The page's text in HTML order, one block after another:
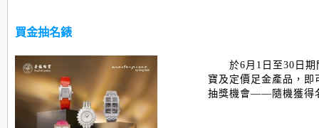
買金抽名錶
於6月1日至30日期
寶及定價足金產品，
抽獎機會—— 隨機獲